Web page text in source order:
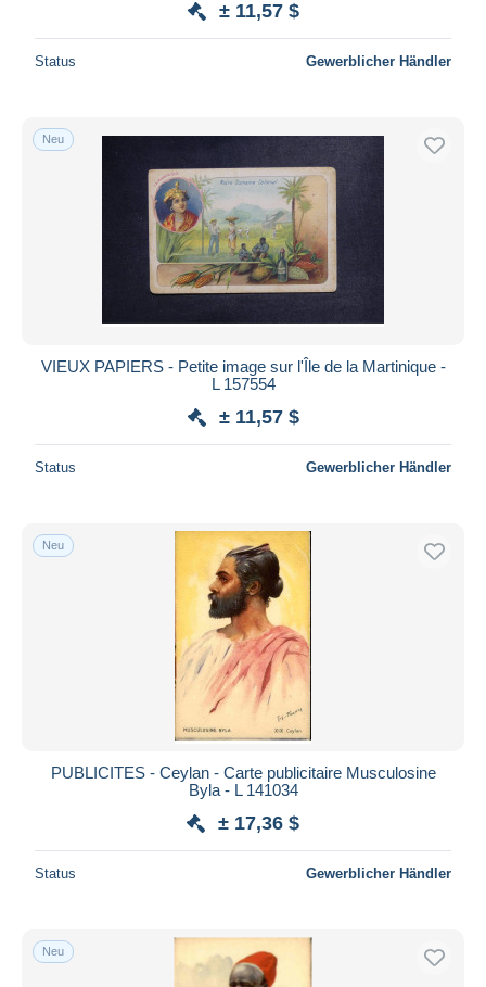
± 11,57 $
Status Gewerblicher Händler
Neu
VIEUX PAPIERS - Petite image sur l'Île de la Martinique -
L 157554
± 11,57 $
Status Gewerblicher Händler
Neu
PUBLICITES - Ceylan - Carte publicitaire Musculosine
Byla - L 141034
± 17,36 $
Status Gewerblicher Händler
Neu